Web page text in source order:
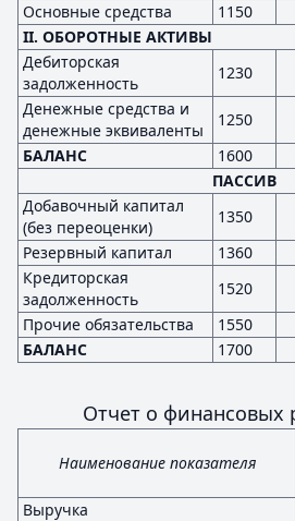
Основные средства
1150
II. ОБОРОТНЫЕ АКТИВЫ
Дебиторская
задолженность
1230
Денежные средства и
денежные эквиваленты
1250
БАЛАНС
1600
ПАССИВ
Добавочный капитал
(без переоценки)
1350
Резервный капитал
1360
Кредиторская
задолженность
1520
Прочие обязательства
1550
БАЛАНС
1700
Отчет о финансовых
Наименование показателя
Выручка